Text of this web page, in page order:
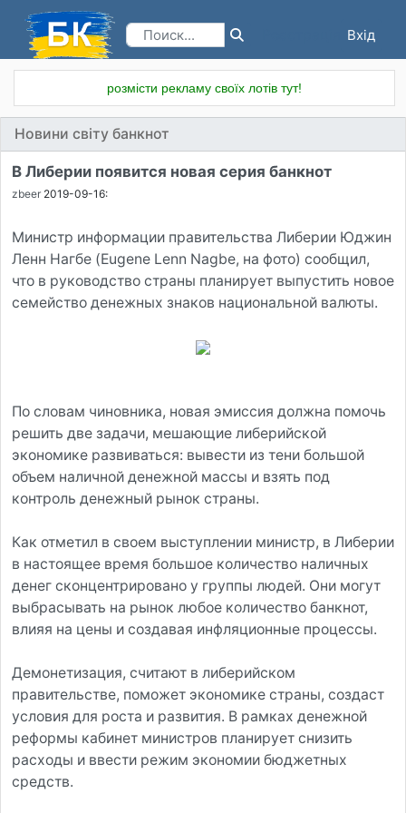
Вхід
розмісти рекламу своїх лотів тут!
Новини світу банкнот
В Либерии появится новая серия банкнот
zbeer 2019-09-16:
Министр информации правительства Либерии Юджин
Ленн Нагбе (Eugene Lenn Nagbe, на фото) сообщил,
что в руководство страны планирует выпустить новое
семейство денежных знаков национальной валюты.
По словам чиновника, новая эмиссия должна помочь
решить две задачи, мешающие либерийской
экономике развиваться: вывести из тени большой
объем наличной денежной массы и взять под
контроль денежный рынок страны.
Как отметил в своем выступлении министр, в Либерии
в настоящее время большое количество наличных
денег сконцентрировано у группы людей. Они могут
выбрасывать на рынок любое количество банкнот,
влияя на цены и создавая инфляционные процессы.
Демонетизация, считают в либерийском
правительстве, поможет экономике страны, создаст
условия для роста и развития. В рамках денежной
реформы кабинет министров планирует снизить
расходы и ввести режим экономии бюджетных
средств.